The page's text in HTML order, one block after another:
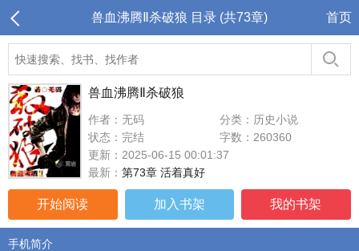
兽血沸腾Ⅱ杀破狼 目录 (共73章) 首页
兽血沸腾Ⅱ杀破狼
作者：无码
分类：历史小说
状态：完结
字数：260360
更新：2025-06-15 00:01:37
最新： 第73章 活着真好
开始阅读 加入书架 我的书架
手机简介